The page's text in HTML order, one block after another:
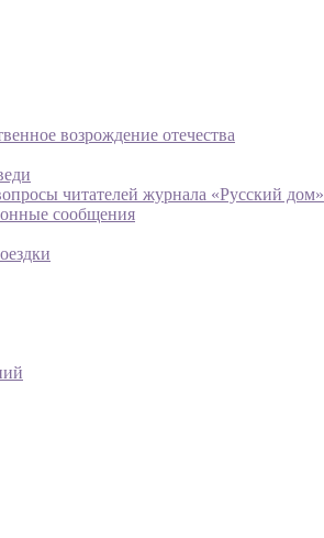
возрождение отечества
читателей журнала «Русский дом»
сообщения